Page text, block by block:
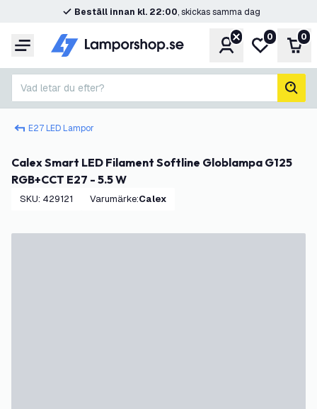
Beställ innan kl. 22:00, skickas samma dag
Meny KontoMin0 0
Vad letar du efter?
sök
E27 LED Lampor
Calex Smart LED Filament Softline Globlampa G125
RGB+CCT E27 - 5.5 W
SKU: 429121 Varumärke: Calex